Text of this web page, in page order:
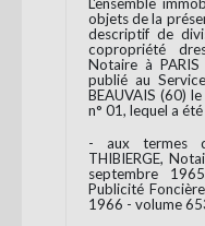
objets de la
descriptif de
copropriété
Notaire à
publié au
BEAUVAIS (60)
n° 01, lequel a
- aux termes
THIBIERGE,
septembre
Publicité
1966 - volume